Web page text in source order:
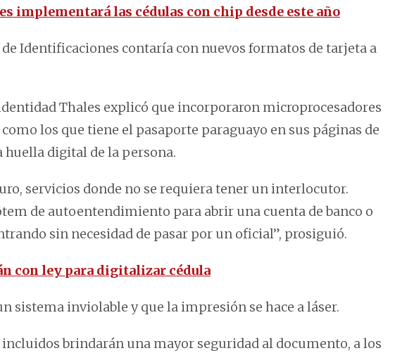
implementará las cédulas con chip desde este año
Identificaciones contaría con nuevos formatos de tarjeta a
Thales explicó que incorporaron microprocesadores
los que tiene el pasaporte paraguayo en sus páginas de
digital de la persona.
servicios donde no se requiera tener un interlocutor.
de autoentendimiento para abrir una cuenta de banco o
sin necesidad de pasar por un oficial”, prosiguió.
con ley para digitalizar cédula
sistema inviolable y que la impresión se hace a láser.
incluidos brindarán una mayor seguridad al documento, a los